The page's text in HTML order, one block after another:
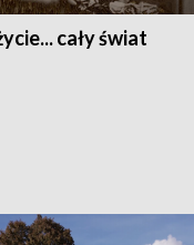
cały świat